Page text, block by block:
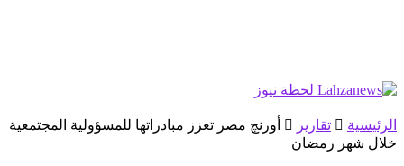
الرئيسية تقارير
أورنچ مصر تعزز مبادراتها للمسؤولية المجتمعية
خلال شهر رمضان